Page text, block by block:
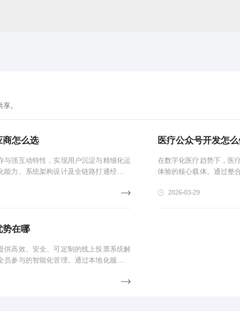
。
商怎么选
与强互动特性，实现用户沉淀与精细化运
力、系统架构设计及全链路打通经验，
医疗公众号开发怎么
在数字化医疗趋势下，医
体验的核心载体。通过整
运营效能。
2026-03-29
势在哪
供高效、安全、可定制的线上投票系统解
参与的智能化管理。通过本地化服务团